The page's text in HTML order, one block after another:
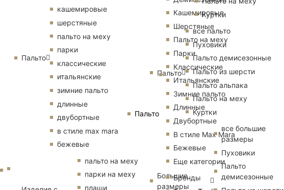
Пальто
Кашемировые
Шерстяные
Пальто на меху
Парки
Классические
Итальянские
Зимние пальто
Длинные
Двубортные
В стиле Max Mara
Бежевые
Еще категории
Бренды
Пальто
кашемировые
шерстяные
пальто на меху
парки
классические
итальянские
зимние пальто
длинные
двубортные
в стиле max mara
бежевые
пальто на меху
парки на меху
плащи
Куртки
Пальто
все пальто
Пуховики
Пальто демисезонные
Пальто из шерсти
Пальто альпака
Пальто на меху
Куртки
Большие
размеры
все большие
размеры
Пуховики
Пальто
демисезонные